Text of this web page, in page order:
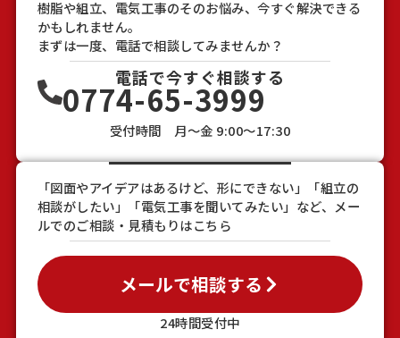
樹脂や組立、電気工事のそのお悩み、今すぐ解決できる
かもしれません。
まずは一度、電話で相談してみませんか？
電話で今すぐ相談する
0774-65-3999
受付時間 月～金 9:00～17:30
「図面やアイデアはあるけど、形にできない」「組立の
相談がしたい」「電気工事を聞いてみたい」など、メー
ルでのご相談・見積もりはこちら
メールで相談する
24時間受付中